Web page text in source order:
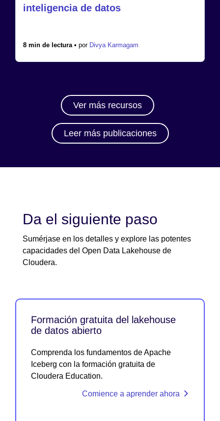
inteligencia de datos
8 min de lectura • por Divya Karmagam
Ver más recursos
Leer más publicaciones
Da el siguiente paso
Sumérjase en los detalles y explore las potentes
capacidades del Open Data Lakehouse de
Cloudera.
Formación gratuita del lakehouse
de datos abierto
Comprenda los fundamentos de Apache
Iceberg con la formación gratuita de
Cloudera Education.
Comience a aprender ahora